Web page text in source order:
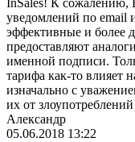
InSales! К сожалению,
уведомлений по email
эффективные и более
предоставляют
именной подписи.
тарифа как-то влияет
изначально с
их от
Александр
05.06.2018 13:22